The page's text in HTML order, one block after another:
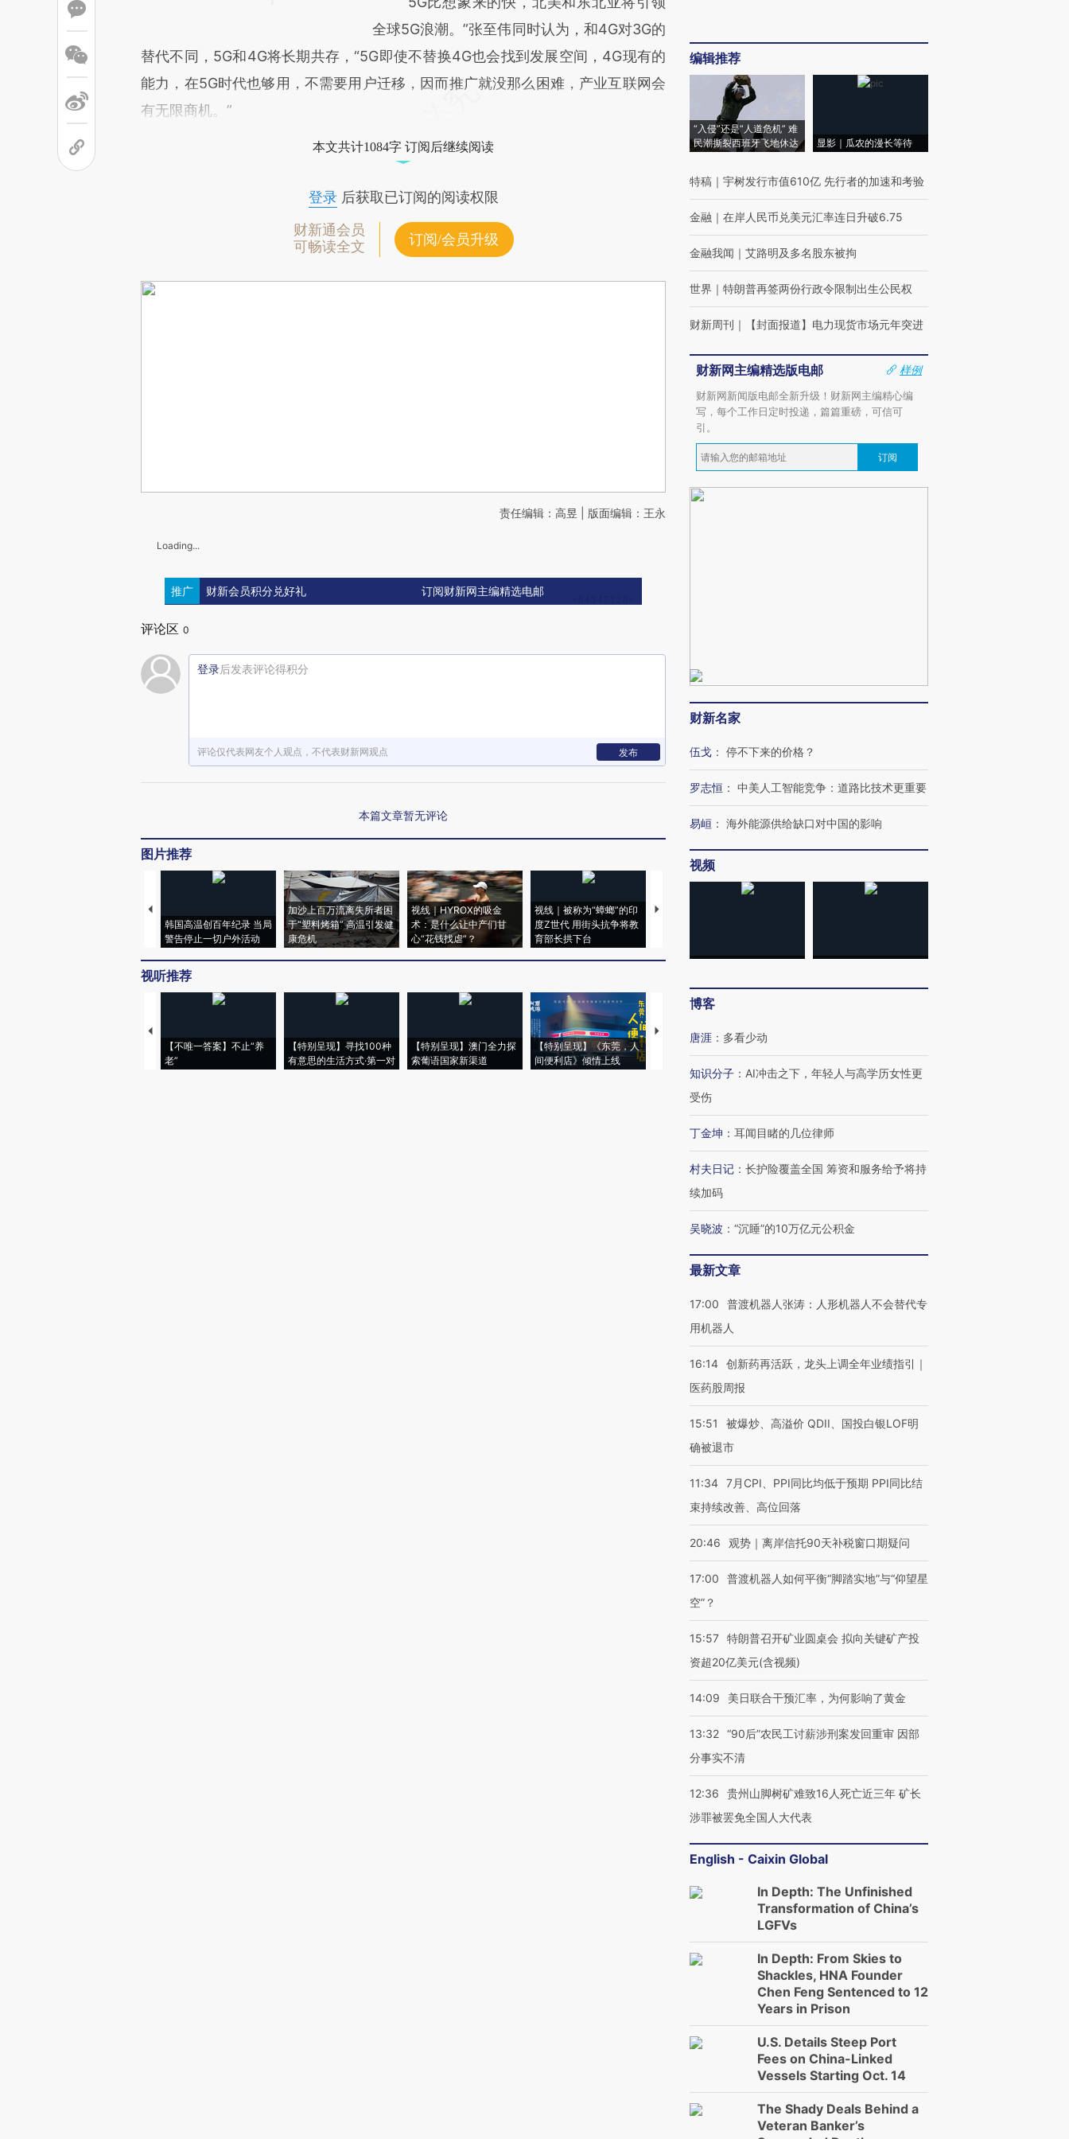
全球5G浪潮。”张至伟同时认为，和4G对3G的
替代不同，5G和4G将长期共存，“5G即使不替换4G也会找到发展空间，4G现有的
能力，在5G时代也够用，不需要用户迁移，因而推广就没那么困难，产业互联网会
有无限商机。”
本文共计1084字 订阅后继续阅读
登录后获取已订阅的阅读权限
财新通会员
可畅读全文
订阅/会员升级
责任编辑：高昱 | 版面编辑：王永
Loading...
推广 财新会员积分兑好礼 订阅财新网主编精选电邮
评论区 0
登录后发表评论得积分
评论仅代表网友个人观点，不代表财新网观点 发布
本篇文章暂无评论
图片推荐
韩国高温创百年纪录 当局
警告停止一切户外活动
加沙上百万流离失所者困
于“塑料烤箱” 高温引发健
康危机
视线｜HYROX的吸金
术：是什么让中产们甘
心“花钱找虐”？
视线｜被称为“蟑螂”的印
度Z世代 用街头抗争将教
育部长拱下台
视线｜“入侵”还是“人道危
视听推荐
【不唯一答案】不止“养
老”
【特别呈现】寻找100种
有意思的生活方式·第一对
【特别呈现】澳门全力探
索葡语国家新渠道
【特别呈现】《东莞，人
间便利店》倾情上线
【推广】走进第四届链博
会，让数智科技“链”接产
编辑推荐
“入侵”还是“人道危机” 难
民潮撕裂西班牙飞地休达
显影｜瓜农的漫长等待
特稿 ｜ 宇树发行市值610亿 先行者的加速和考验
金融 ｜ 在岸人民币兑美元汇率连日升破6.75
金融我闻 ｜ 艾路明及多名股东被拘
世界 ｜ 特朗普再签两份行政令限制出生公民权
财新周刊 ｜ 【封面报道】电力现货市场元年突进
财新网主编精选版电邮
样例
财新网新闻版电邮全新升级！财新网主编精心编
写，每个工作日定时投递，篇篇重磅，可信可
引。
订阅
财新名家
伍戈 ： 停不下来的价格？
罗志恒 ： 中美人工智能竞争：道路比技术更重要
易峘 ： 海外能源供给缺口对中国的影响
视频
博客
唐涯 ： 多看少动
知识分子 ： AI冲击之下，年轻人与高学历女性更
受伤
丁金坤 ： 耳闻目睹的几位律师
村夫日记 ： 长护险覆盖全国 筹资和服务给予将持
续加码
吴晓波 ： “沉睡”的10万亿元公积金
最新文章
17:00
普渡机器人张涛：人形机器人不会替代专
用机器人
16:14 创新药再活跃，龙头上调全年业绩指引｜
医药股周报
15:51
被爆炒、高溢价 QDII、国投白银LOF明
确被退市
11:34 7月CPI、PPI同比均低于预期 PPI同比结
束持续改善、高位回落
20:46 观势｜离岸信托90天补税窗口期疑问
17:00
普渡机器人如何平衡“脚踏实地”与“仰望星
空”？
15:57 特朗普召开矿业圆桌会 拟向关键矿产投
资超20亿美元(含视频)
14:09 美日联合干预汇率，为何影响了黄金
13:32 “90后”农民工讨薪涉刑案发回重审 因部
分事实不清
12:36
贵州山脚树矿难致16人死亡近三年 矿长
涉罪被罢免全国人大代表
English - Caixin Global
In Depth: The Unfinished
Transformation of China’s
LGFVs
In Depth: From Skies to
Shackles, HNA Founder
Chen Feng Sentenced to 12
Years in Prison
U.S. Details Steep Port
Fees on China-Linked
Vessels Starting Oct. 14
The Shady Deals Behind a
Veteran Banker’s